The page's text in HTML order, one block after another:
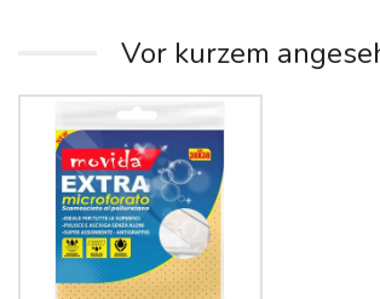
Vor kurzem